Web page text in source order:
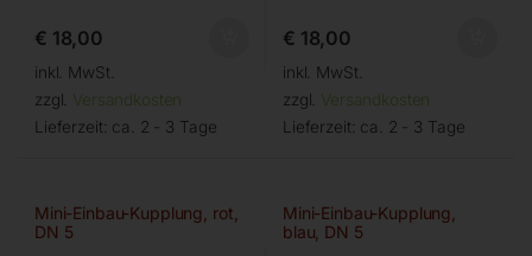
€ 18,00
inkl. MwSt.
zzgl. Versandkosten
Lieferzeit: ca. 2 - 3 Tage
€ 18,00
inkl. MwSt.
zzgl. Versandkosten
Lieferzeit: ca. 2 - 3 Tage
Mini-Einbau-Kupplung, rot,
DN 5
Mini-Einbau-Kupplung,
blau, DN 5